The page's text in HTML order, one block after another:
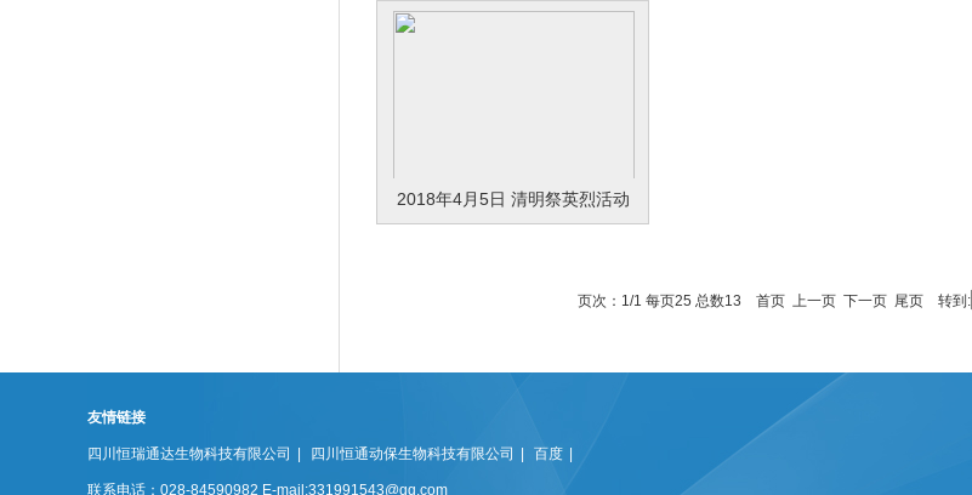
2018年4月5日 清明祭英烈活动
页次：1/1 每页25 总数13 首页 上一页 下一页 尾页 转到:
友情链接
四川恒瑞通达生物科技有限公司 四川恒通动保生物科技有限公司 百度
联系电话：028-84590982 E-mail:331991543@qq.com